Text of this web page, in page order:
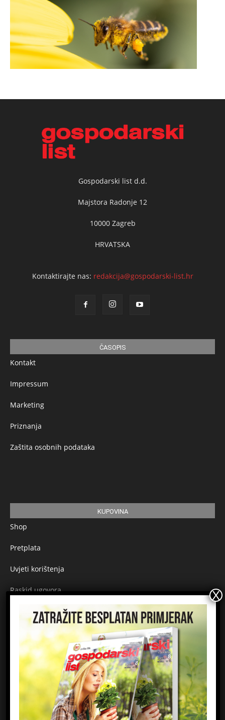
Gospodarski list d.d.
Majstora Radonje 12
10000 Zagreb
HRVATSKA
Kontaktirajte nas: redakcija@gospodarski-list.hr
ČASOPIS
Kontakt
Impressum
Marketing
Priznanja
Zaštita osobnih podataka
KUPOVINA
Shop
Pretplata
Uvjeti korištenja
Raskid ugovora
Načini plaćanja
Sigurnost plaćanja
Prijavite se na newsletter
Email